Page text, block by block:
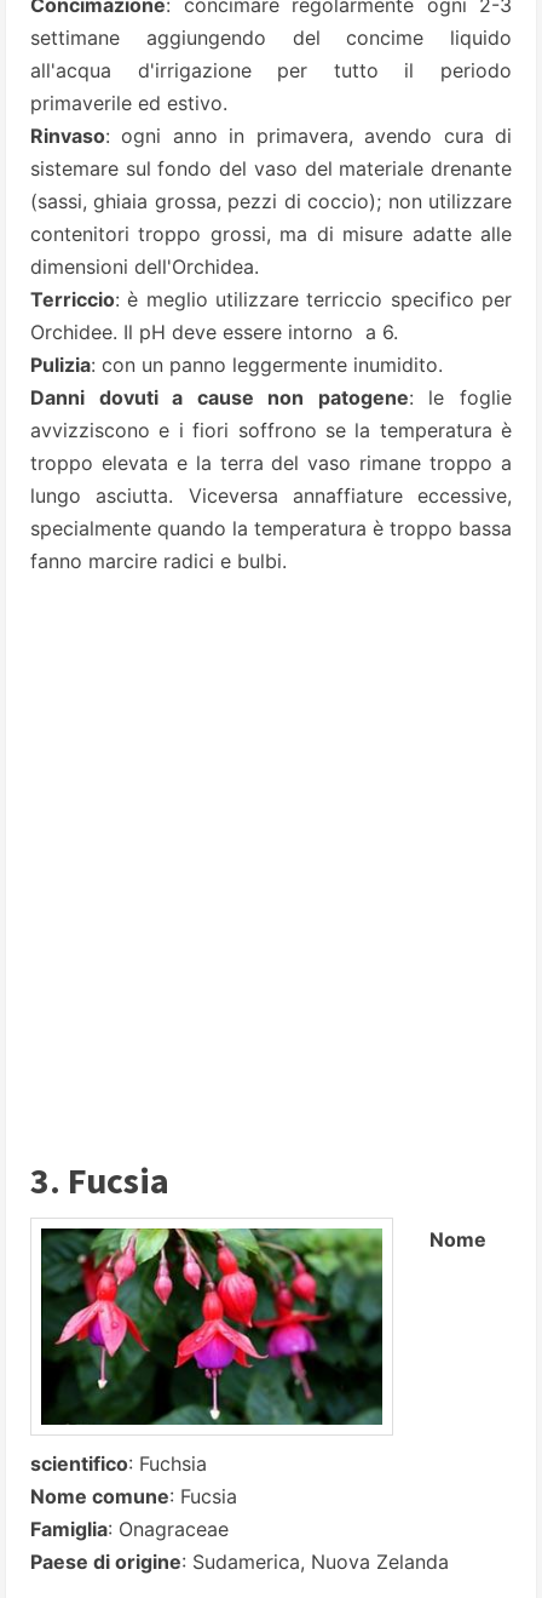
Concimazione: concimare regolarmente ogni 2-3
settimane aggiungendo del concime liquido
all'acqua d'irrigazione per tutto il periodo
primaverile ed estivo.
Rinvaso: ogni anno in primavera, avendo cura di
sistemare sul fondo del vaso del materiale drenante
(sassi, ghiaia grossa, pezzi di coccio); non utilizzare
contenitori troppo grossi, ma di misure adatte alle
dimensioni dell'Orchidea.
Terriccio: è meglio utilizzare terriccio specifico per
Orchidee. Il pH deve essere intorno a 6.
Pulizia: con un panno leggermente inumidito.
Danni dovuti a cause non patogene: le foglie
avvizziscono e i fiori soffrono se la temperatura è
troppo elevata e la terra del vaso rimane troppo a
lungo asciutta. Viceversa annaffiature eccessive,
specialmente quando la temperatura è troppo bassa
fanno marcire radici e bulbi.
3. Fucsia
Nome
scientifico: Fuchsia
Nome comune: Fucsia
Famiglia: Onagraceae
Paese di origine: Sudamerica, Nuova Zelanda